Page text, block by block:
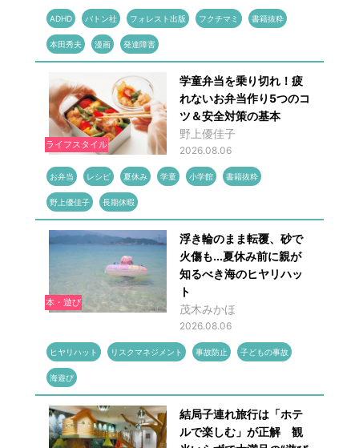
ADHD バトン社 フォレスト出版 フクチマミ 書籍抜粋
本田秀夫 漫画 発達障害
ライフスタイル
学童弁当を乗り切れ！疲
れないお弁当作り5つのコ
ツ＆安全対策の基本
野上優佳子
2026.08.06
お弁当 レシピ 夏休み 学童 小学館 書籍抜粋
野上優佳子 長期休暇
本・遊び
浮き輪のまま転覆、砂で
火傷も...夏休み前に親が
知るべき海のヒヤリハッ
ト
茂木みかほ
2026.08.06
ヒヤリハット リスクマネジメント 事故防止 子どもの事故
海遊び
結局子連れ旅行は「ホテ
ルで楽しむ」が正解 観